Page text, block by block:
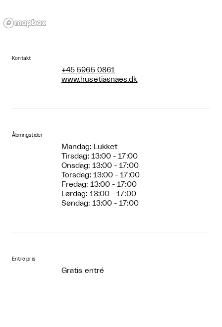
Kontakt
+45 5965 0861
www.husetiasnaes.dk
Åbningstider
Mandag: Lukket
Tirsdag: 13:00 - 17:00
Onsdag: 13:00 - 17:00
Torsdag: 13:00 - 17:00
Fredag: 13:00 - 17:00
Lørdag: 13:00 - 17:00
Søndag: 13:00 - 17:00
Entre pris
Gratis entré